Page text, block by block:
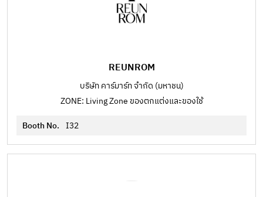
REUNROM
บริษัท คาร์มาร์ท จำกัด (มหาชน)
ZONE: Living Zone ของตกแต่งและของใช้
Booth No. I32